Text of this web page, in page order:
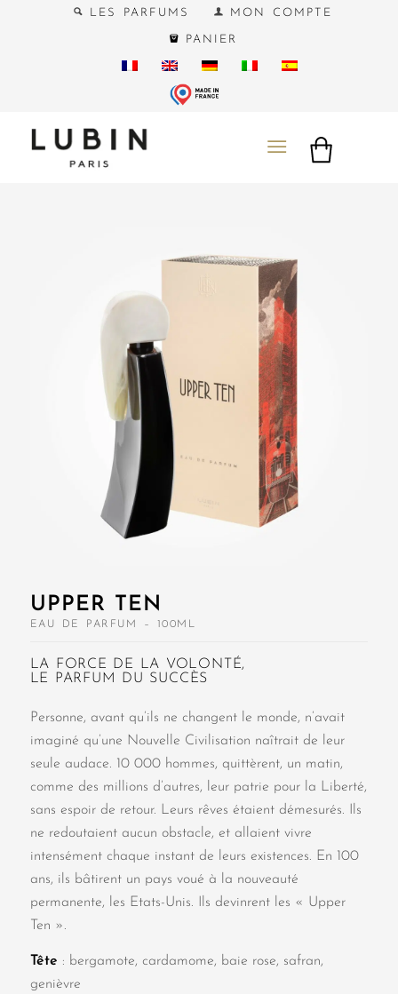
LES PARFUMS MON COMPTE
PANIER
UPPER TEN
EAU DE PARFUM – 100ML
LA FORCE DE LA VOLONTÉ,
LE PARFUM DU SUCCÈS
Personne, avant qu’ils ne changent le monde, n’avait
imaginé qu’une Nouvelle Civilisation naîtrait de leur
seule audace. 10 000 hommes, quittèrent, un matin,
comme des millions d’autres, leur patrie pour la Liberté,
sans espoir de retour. Leurs rêves étaient démesurés. Ils
ne redoutaient aucun obstacle, et allaient vivre
intensément chaque instant de leurs existences. En 100
ans, ils bâtirent un pays voué à la nouveauté
permanente, les Etats-Unis. Ils devinrent les « Upper
Ten ».
Tête : bergamote, cardamome, baie rose, safran,
genièvre